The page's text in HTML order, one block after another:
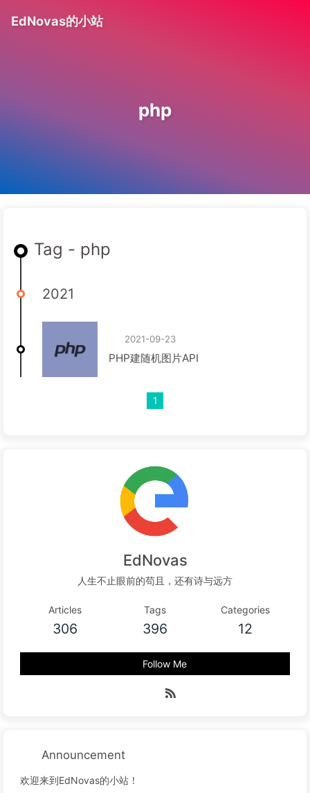
EdNovas的小站
php
Tag - php
2021
2021-09-23
PHP建随机图片API
1
EdNovas
人生不止眼前的苟且，还有诗与远方
Articles
306
Tags
396
Categories
12
Follow Me
Announcement
欢迎来到EdNovas的小站！